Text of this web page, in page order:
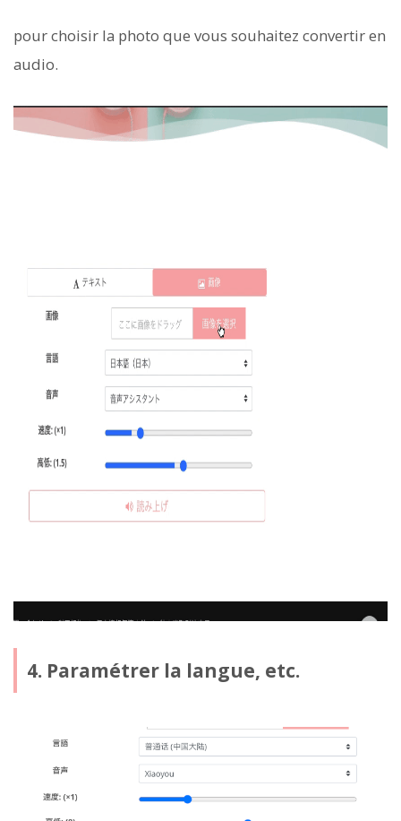
pour choisir la photo que vous souhaitez convertir en
audio.
4. Paramétrer la langue, etc.